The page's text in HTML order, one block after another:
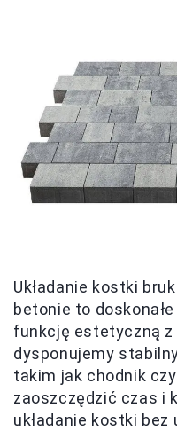
Układanie kostki
betonie to
funkcję estetyczną z
dysponujemy
takim jak chodnik
zaoszczędzić czas i
układanie kostki